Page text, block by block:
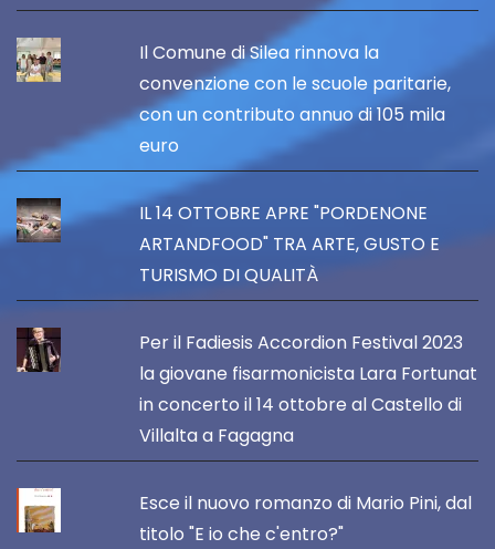
Il Comune di Silea rinnova la
convenzione con le scuole paritarie,
con un contributo annuo di 105 mila
euro
IL 14 OTTOBRE APRE "PORDENONE
ARTANDFOOD" TRA ARTE, GUSTO E
TURISMO DI QUALITÀ
Per il Fadiesis Accordion Festival 2023
la giovane fisarmonicista Lara Fortunat
in concerto il 14 ottobre al Castello di
Villalta a Fagagna
Esce il nuovo romanzo di Mario Pini, dal
titolo "E io che c'entro?"